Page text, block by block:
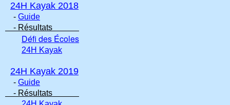
24H Kayak 2018
- Guide
- Résultats
Défi des Écoles
24H Kayak
24H Kayak 2019
- Guide
- Résultats